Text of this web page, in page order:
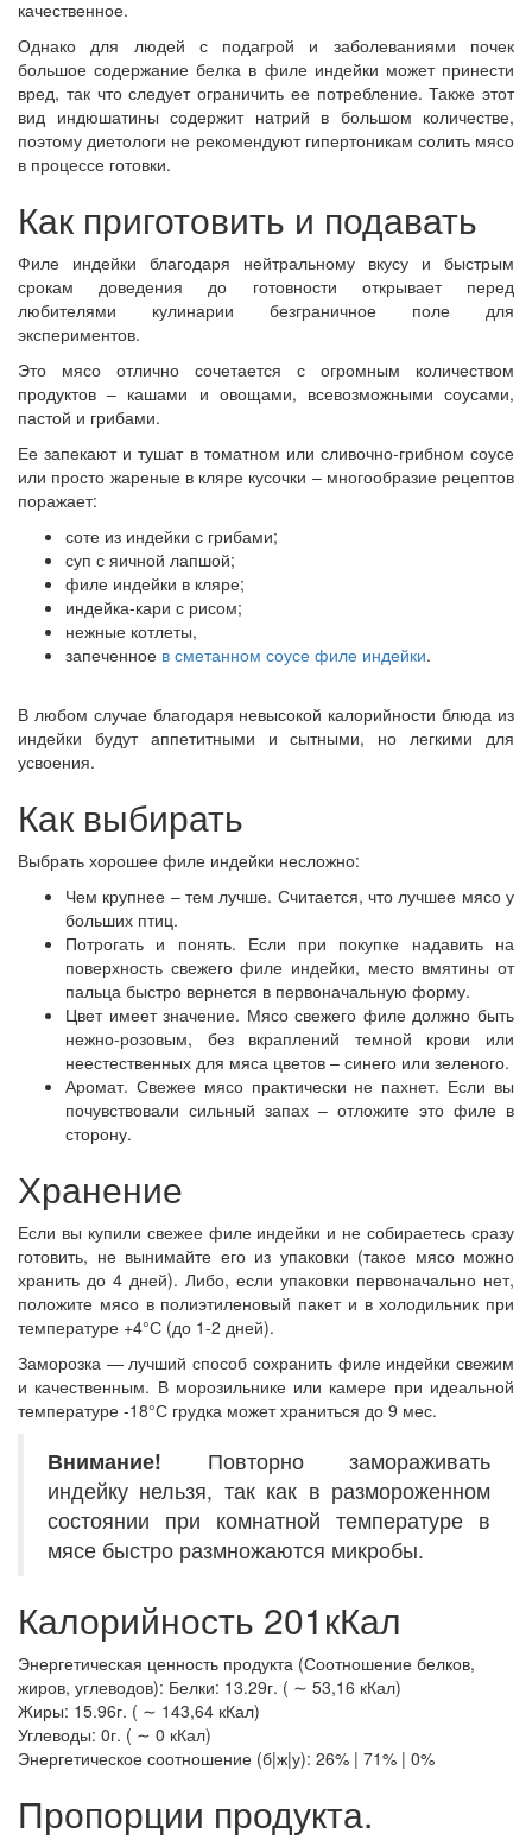
качественное.
Однако для людей с подагрой и заболеваниями почек
большое содержание белка в филе индейки может принести
вред, так что следует ограничить ее потребление. Также этот
вид индюшатины содержит натрий в большом количестве,
поэтому диетологи не рекомендуют гипертоникам солить мясо
в процессе готовки.
Как приготовить и подавать
Филе индейки благодаря нейтральному вкусу и быстрым
срокам доведения до готовности открывает перед
любителями кулинарии безграничное поле для
экспериментов.
Это мясо отлично сочетается с огромным количеством
продуктов – кашами и овощами, всевозможными соусами,
пастой и грибами.
Ее запекают и тушат в томатном или сливочно-грибном соусе
или просто жареные в кляре кусочки – многообразие рецептов
поражает:
соте из индейки с грибами;
суп с яичной лапшой;
филе индейки в кляре;
индейка-кари с рисом;
нежные котлеты,
запеченное в сметанном соусе филе индейки.
В любом случае благодаря невысокой калорийности блюда из
индейки будут аппетитными и сытными, но легкими для
усвоения.
Как выбирать
Выбрать хорошее филе индейки несложно:
Чем крупнее – тем лучше. Считается, что лучшее мясо у
больших птиц.
Потрогать и понять. Если при покупке надавить на
поверхность свежего филе индейки, место вмятины от
пальца быстро вернется в первоначальную форму.
Цвет имеет значение. Мясо свежего филе должно быть
нежно-розовым, без вкраплений темной крови или
неестественных для мяса цветов – синего или зеленого.
Аромат. Свежее мясо практически не пахнет. Если вы
почувствовали сильный запах – отложите это филе в
сторону.
Хранение
Если вы купили свежее филе индейки и не собираетесь сразу
готовить, не вынимайте его из упаковки (такое мясо можно
хранить до 4 дней). Либо, если упаковки первоначально нет,
положите мясо в полиэтиленовый пакет и в холодильник при
температуре +4°С (до 1-2 дней).
Заморозка — лучший способ сохранить филе индейки свежим
и качественным. В морозильнике или камере при идеальной
температуре -18°С грудка может храниться до 9 мес.
Внимание! Повторно замораживать
индейку нельзя, так как в размороженном
состоянии при комнатной температуре в
мясе быстро размножаются микробы.
Калорийность 201кКал
Энергетическая ценность продукта (Соотношение белков,
жиров, углеводов): Белки: 13.29г. ( ∼ 53,16 кКал)
Жиры: 15.96г. ( ∼ 143,64 кКал)
Углеводы: 0г. ( ∼ 0 кКал)
Энергетическое соотношение (б|ж|у): 26% | 71% | 0%
Пропорции продукта.